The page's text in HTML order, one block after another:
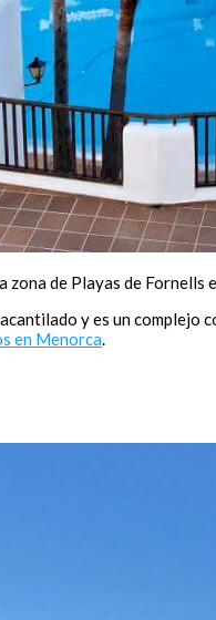
zona de Playas de
y es un
en Menorca